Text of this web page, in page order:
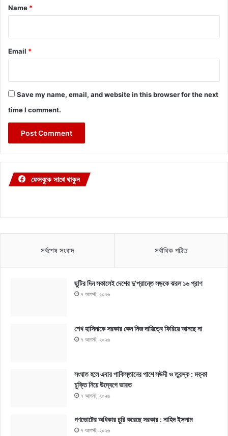
*
Name *
Email *
Save my name, email, and website in this browser for the next
time I comment.
ফেসবুকে সাথে থাকুন
সর্বশেষ সংবাদ সর্বাধিক পঠিত
ছুটির দিন সকালেই দেশের দু’প্রান্তে সড়কে ঝরল ১৬ প্রাণ
৭ আগস্ট, ২০২৬
শেখ হাসিনাকে সরকার কেন নিজ দায়িত্বে ফিরিয়ে আনছে না
৭ আগস্ট, ২০২৬
সংঘাত হলে এবার পাকিস্তানের পাশে সউদী ও তুরস্ক : মক্কা
চুক্তি নিয়ে উদ্বেগে ভারত
৭ আগস্ট, ২০২৬
গণভোটের অধিকার চুরি করেছে সরকার : নাহিদ ইসলাম
৭ আগস্ট, ২০২৬